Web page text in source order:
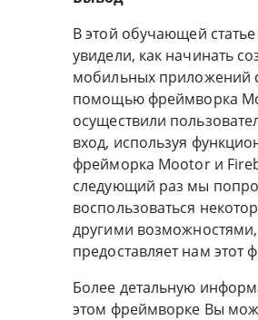
В этой обучающей
увидели, как начинать
мобильных приложений
помощью фреймворка
осуществили
вход, используя
фрейморка Mootor и
следующий раз мы
воспользоваться
другими
предоставляет нам этот
Более детальную
этом фреймворке Вы